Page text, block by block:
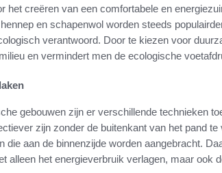
het creëren van een comfortabele en
en schapenwol worden steeds
verantwoord. Door te kiezen voor
en vermindert men de ecologische
gebouwen zijn er verschillende technieken
zijn zonder de buitenkant van het pand te
aan de binnenzijde worden aangebracht.
alleen het energieverbruik verlagen, maar ook